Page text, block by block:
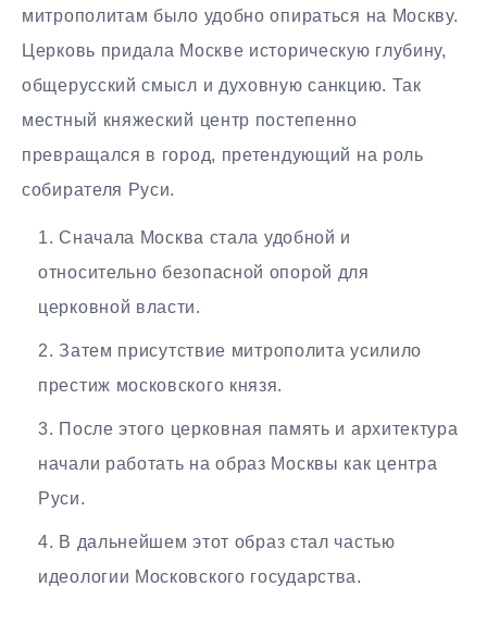
митрополитам было удобно опираться на Москву.
Церковь придала Москве историческую глубину,
общерусский смысл и духовную санкцию. Так
местный княжеский центр постепенно
превращался в город, претендующий на роль
собирателя Руси.
Сначала Москва стала удобной и
относительно безопасной опорой для
церковной власти.
Затем присутствие митрополита усилило
престиж московского князя.
После этого церковная память и архитектура
начали работать на образ Москвы как центра
Руси.
В дальнейшем этот образ стал частью
идеологии Московского государства.